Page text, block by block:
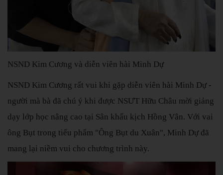
NSND Kim Cương và diễn viên hài Minh Dự
NSND Kim Cương rất vui khi gặp diễn viên hài Minh Dự -
người mà bà đã chú ý khi được NSƯT Hữu Châu mời giảng
dạy lớp học nâng cao tại Sân khấu kịch Hồng Vân. Với vai
ông Bụt trong tiểu phẩm "Ông Bụt du Xuân", Minh Dự đã
mang lại niềm vui cho chương trình này.